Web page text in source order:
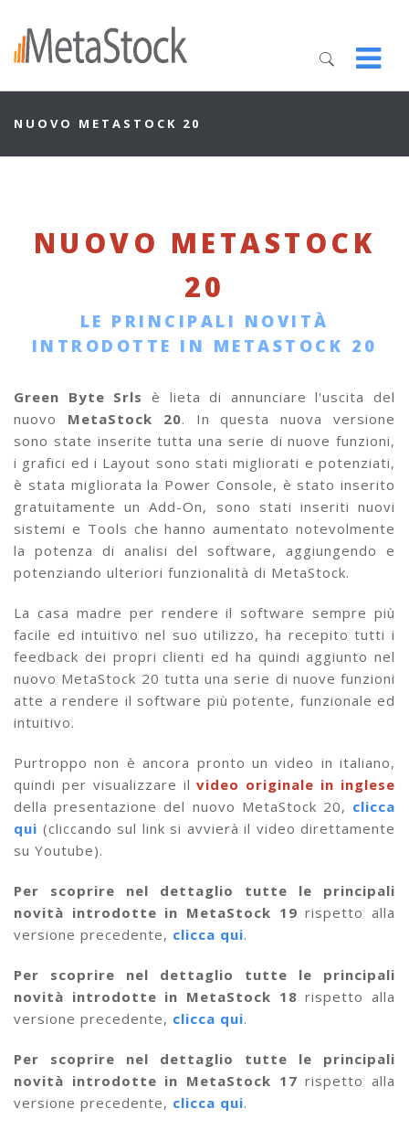
NUOVO METASTOCK 20
NUOVO METASTOCK
20
LE PRINCIPALI NOVITÀ
INTRODOTTE IN METASTOCK 20
Green Byte Srls è lieta di annunciare l'uscita del
nuovo MetaStock 20. In questa nuova versione
sono state inserite tutta una serie di nuove funzioni,
i grafici ed i Layout sono stati migliorati e potenziati,
è stata migliorata la Power Console, è stato inserito
gratuitamente un Add-On, sono stati inseriti nuovi
sistemi e Tools che hanno aumentato notevolmente
la potenza di analisi del software, aggiungendo e
potenziando ulteriori funzionalità di MetaStock.
La casa madre per rendere il software sempre più
facile ed intuitivo nel suo utilizzo, ha recepito tutti i
feedback dei propri clienti ed ha quindi aggiunto nel
nuovo MetaStock 20 tutta una serie di nuove funzioni
atte a rendere il software più potente, funzionale ed
intuitivo.
Purtroppo non è ancora pronto un video in italiano,
quindi per visualizzare ilvideo originale in inglese
della presentazione del nuovo MetaStock 20, clicca
qui (cliccando sul link si avvierà il video direttamente
su Youtube).
Per scoprire nel dettaglio tutte le principali
novità introdotte in MetaStock 19 rispetto alla
versione precedente, clicca qui.
Per scoprire nel dettaglio tutte le principali
novità introdotte in MetaStock 18 rispetto alla
versione precedente, clicca qui.
Per scoprire nel dettaglio tutte le principali
novità introdotte in MetaStock 17 rispetto alla
versione precedente, clicca qui.